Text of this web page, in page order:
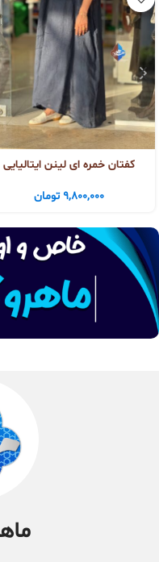
کفتان خمره ای لینن ایتالیایی
9,800,000 تومان